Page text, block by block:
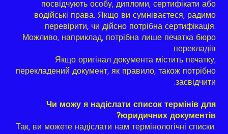
посвідчують особу, дипломи, сертифікати або
водійські права. Якщо ви сумніваєтеся, радимо
перевірити, чи дійсно потрібна сертифікація.
Можливо, наприклад, потрібна лише печатка бюро
перекладів.
Якщо оригінал документа містить печатку,
перекладений документ, як правило, також потрібно
засвідчити.
Чи можу я надіслати список термінів для
юридичних документів?
Так, ви можете надіслати нам термінологічні списки.